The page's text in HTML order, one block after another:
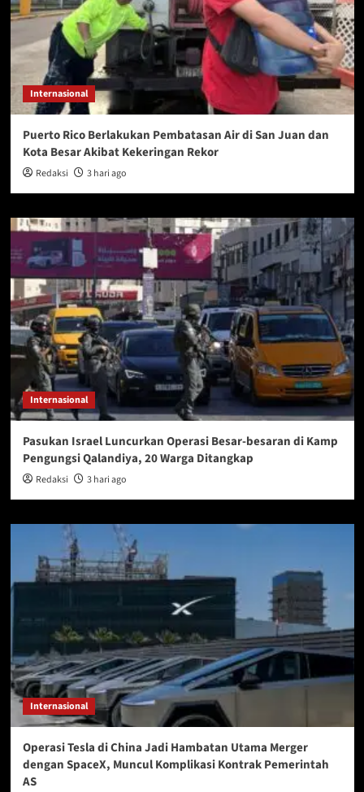
Internasional
Puerto Rico Berlakukan Pembatasan Air di San Juan dan
Kota Besar Akibat Kekeringan Rekor
Redaksi 3 hari ago
Internasional
Pasukan Israel Luncurkan Operasi Besar-besaran di Kamp
Pengungsi Qalandiya, 20 Warga Ditangkap
Redaksi 3 hari ago
Internasional
Operasi Tesla di China Jadi Hambatan Utama Merger
dengan SpaceX, Muncul Komplikasi Kontrak Pemerintah
AS